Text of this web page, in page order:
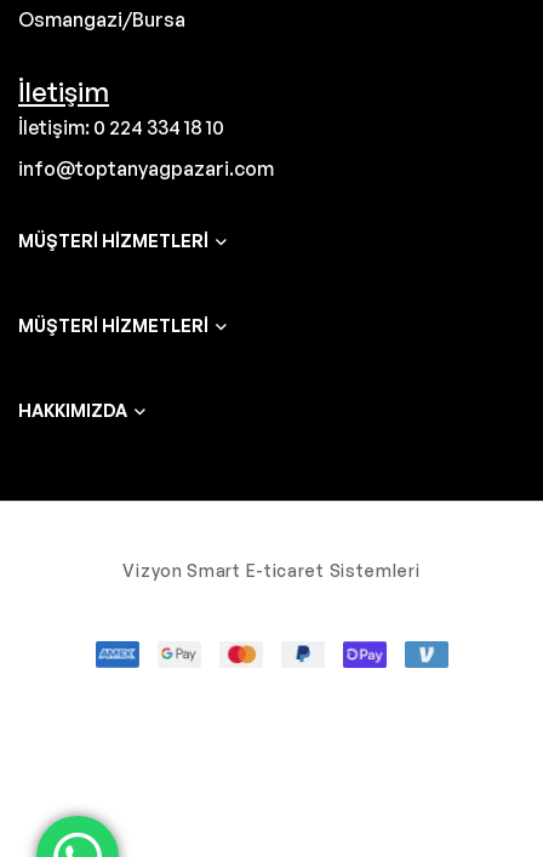
Osmangazi/Bursa
İletişim
İletişim: 0 224 334 18 10
info@toptanyagpazari.com
MÜŞTERI HIZMETLERI
MÜŞTERI HIZMETLERI
HAKKIMIZDA
Vizyon Smart E-ticaret Sistemleri